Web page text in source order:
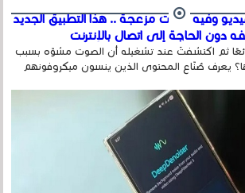
وفيه أصوت مزعجة .. هذا التطبيق الجديد
دون الحاجة إلى اتصال بالإنترنت
ثم اكتشفتَ عند تشغيله أن الصوت مشوّه بسبب
يعرف صُنّاع المحتوى الذين ينسون ميكروفونهم